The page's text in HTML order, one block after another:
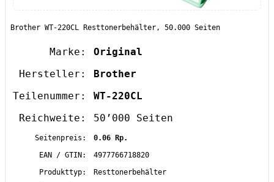
Brother WT-220CL Resttonerbehälter, 50.000 Seiten
Marke:
Original
Hersteller:
Brother
Teilenummer:
WT-220CL
Reichweite:
50’000 Seiten
Seitenpreis:
0.06 Rp.
EAN / GTIN:
4977766718820
Produkttyp:
Resttonerbehälter